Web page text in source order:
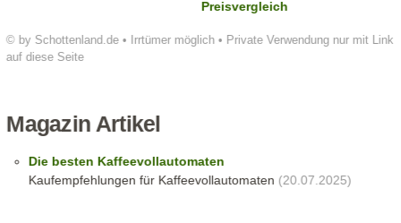
© by Schottenland.de • Irrtümer möglich • Private Verwendung nur mit Link
auf diese Seite
Preisvergleich
Magazin Artikel
Die besten Kaffeevollautomaten
Kaufempfehlungen für Kaffeevollautomaten (20.07.2025)